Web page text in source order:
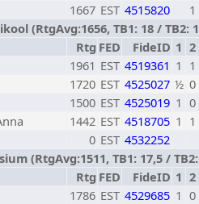
1667 EST 4515820
1
(RtgAvg:1656, TB1: 18 / TB2:
Rtg FED FideID 1 2
1961 EST 4519361 1 1
1720 EST 4525027 ½ 0
1500 EST 4525019 1 0
1442 EST 4518705 1 1
0 EST 4532252
(RtgAvg:1511, TB1: 17,5 /
Rtg FED FideID 1 2
1786 EST 4529685 1 0